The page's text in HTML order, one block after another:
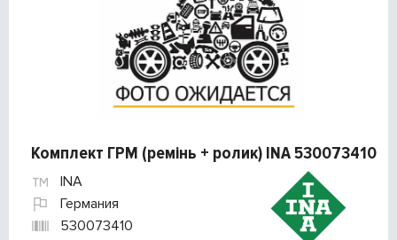
Комплект ГРМ (ремінь + ролик) INA 530073410
INA
Германия
530073410